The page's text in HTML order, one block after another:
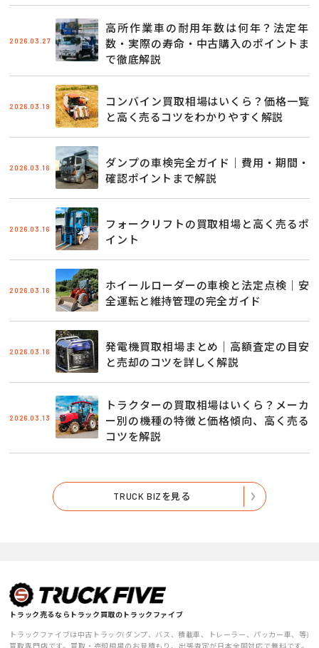
2026.03.27
高所作業車の耐用年数は何年？法定年
数・実際の寿命・中古購入のポイントま
で徹底解説
2026.03.19
コンバイン買取相場はいくら？価格一覧
と高く売るコツをわかりやすく解説
2026.03.16
ダンプの車検完全ガイド｜費用・期間・
確認ポイントまで解説
2026.03.16
フォークリフトの買取相場と高く売るポ
イント
2026.03.16
ホイールローダーの車検と法定点検｜安
全運転と維持管理の完全ガイド
2026.03.16
発電機買取相場まとめ｜高額査定の目安
と売却のコツを詳しく解説
2026.03.13
トラクターの買取相場はいくら？メーカ
ー別の機種の特徴と価格傾向、高く売る
コツを解説
TRUCK BIZを見る
トラック売るならトラック買取のトラックファイブ
トラックファイブは中古トラック(ダンプ、バス、積載車、トレーラー、パッカー車、等)
買取専門店です。買取・売却相場のお見積もり、出張査定が日本全国対応で無料です。